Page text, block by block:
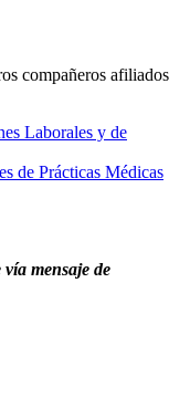
compañeros afiliados
Laborales y de
de Prácticas Médicas
mensaje de